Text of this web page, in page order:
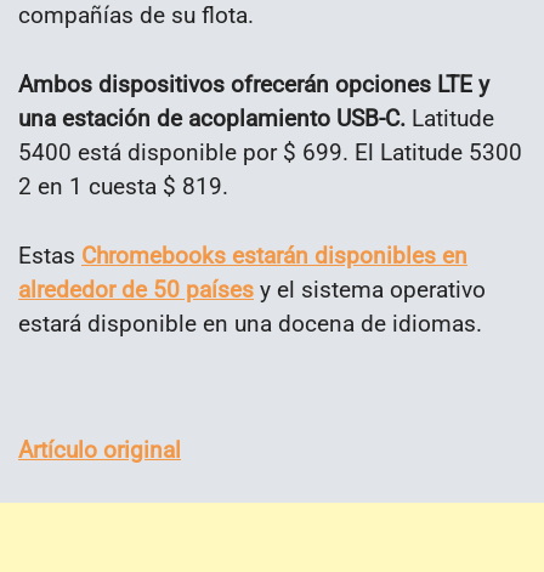
compañías de su flota.
Ambos dispositivos ofrecerán opciones LTE y
una estación de acoplamiento USB-C. Latitude
5400 está disponible por $ 699. El Latitude 5300
2 en 1 cuesta $ 819.
Estas Chromebooks estarán disponibles en
alrededor de 50 países y el sistema operativo
estará disponible en una docena de idiomas.
Artículo original